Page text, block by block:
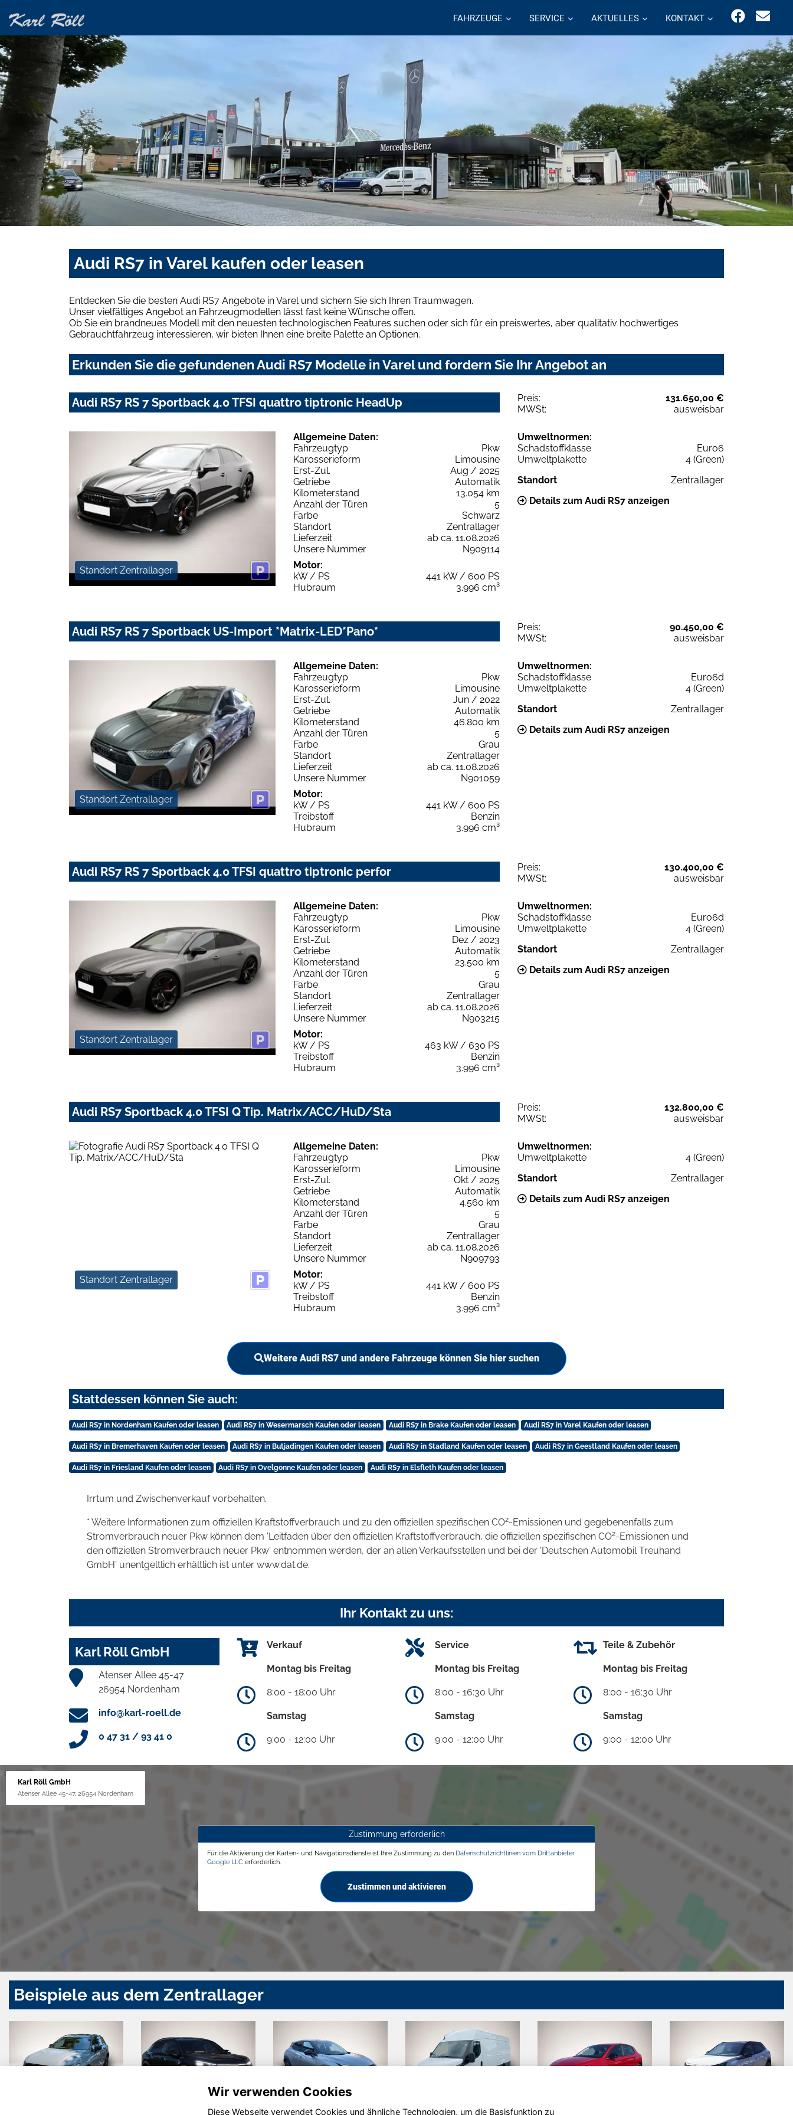
FAHRZEUGE SERVICE AKTUELLES KONTAKT
Audi RS7 in Varel kaufen oder leasen
Entdecken Sie die besten Audi RS7 Angebote in Varel und sichern Sie sich Ihren Traumwagen.
Unser vielfältiges Angebot an Fahrzeugmodellen lässt fast keine Wünsche offen.
Ob Sie ein brandneues Modell mit den neuesten technologischen Features suchen oder sich für ein preiswertes, aber qualitativ hochwertiges
Gebrauchtfahrzeug interessieren, wir bieten Ihnen eine breite Palette an Optionen.
Erkunden Sie die gefundenen Audi RS7 Modelle in Varel und fordern Sie Ihr Angebot an
Audi RS7 RS 7 Sportback 4.0 TFSI quattro tiptronic HeadUp Preis:
131.650,00 €
MWSt:
ausweisbar
Standort Zentrallager
Allgemeine Daten:
Fahrzeugtyp
Pkw
Karosserieform
Limousine
Erst-Zul.
Aug / 2025
Getriebe
Automatik
Kilometerstand
13.054 km
Anzahl der Türen
5
Farbe
Schwarz
Standort
Zentrallager
Lieferzeit
ab ca. 11.08.2026
Unsere Nummer
N909114
Motor:
kW / PS
441 kW / 600 PS
Hubraum
3.996 cm³
Umweltnormen:
Schadstoffklasse
Euro6
Umweltplakette
4 (Green)
Standort
Zentrallager
Details zum Audi RS7 anzeigen
Audi RS7 RS 7 Sportback US-Import *Matrix-LED*Pano* Preis:
90.450,00 €
MWSt:
ausweisbar
Standort Zentrallager
Allgemeine Daten:
Fahrzeugtyp
Pkw
Karosserieform
Limousine
Erst-Zul.
Jun / 2022
Getriebe
Automatik
Kilometerstand
46.800 km
Anzahl der Türen
5
Farbe
Grau
Standort
Zentrallager
Lieferzeit
ab ca. 11.08.2026
Unsere Nummer
N901059
Motor:
kW / PS
441 kW / 600 PS
Treibstoff
Benzin
Hubraum
3.996 cm³
Umweltnormen:
Schadstoffklasse
Euro6d
Umweltplakette
4 (Green)
Standort
Zentrallager
Details zum Audi RS7 anzeigen
Audi RS7 RS 7 Sportback 4.0 TFSI quattro tiptronic perfor Preis:
130.400,00 €
MWSt:
ausweisbar
Standort Zentrallager
Allgemeine Daten:
Fahrzeugtyp
Pkw
Karosserieform
Limousine
Erst-Zul.
Dez / 2023
Getriebe
Automatik
Kilometerstand
23.500 km
Anzahl der Türen
5
Farbe
Grau
Standort
Zentrallager
Lieferzeit
ab ca. 11.08.2026
Unsere Nummer
N903215
Motor:
kW / PS
463 kW / 630 PS
Treibstoff
Benzin
Hubraum
3.996 cm³
Umweltnormen:
Schadstoffklasse
Euro6d
Umweltplakette
4 (Green)
Standort
Zentrallager
Details zum Audi RS7 anzeigen
Audi RS7 Sportback 4.0 TFSI Q Tip. Matrix/ACC/HuD/Sta Preis:
132.800,00 €
MWSt:
ausweisbar
Standort Zentrallager
Allgemeine Daten:
Fahrzeugtyp
Pkw
Karosserieform
Limousine
Erst-Zul.
Okt / 2025
Getriebe
Automatik
Kilometerstand
4.560 km
Anzahl der Türen
5
Farbe
Grau
Standort
Zentrallager
Lieferzeit
ab ca. 11.08.2026
Unsere Nummer
N909793
Motor:
kW / PS
441 kW / 600 PS
Treibstoff
Benzin
Hubraum
3.996 cm³
Umweltnormen:
Umweltplakette
4 (Green)
Standort
Zentrallager
Details zum Audi RS7 anzeigen
Weitere Audi RS7 und andere Fahrzeuge können Sie hier suchen
Stattdessen können Sie auch:
Audi RS7 in Nordenham Kaufen oder leasen Audi RS7 in Wesermarsch Kaufen oder leasen Audi RS7 in Brake Kaufen oder leasen Audi RS7 in Varel Kaufen oder leasen
Audi RS7 in Bremerhaven Kaufen oder leasen Audi RS7 in Butjadingen Kaufen oder leasen Audi RS7 in Stadland Kaufen oder leasen Audi RS7 in Geestland Kaufen oder leasen
Audi RS7 in Friesland Kaufen oder leasen Audi RS7 in Ovelgönne Kaufen oder leasen Audi RS7 in Elsfleth Kaufen oder leasen
Irrtum und Zwischenverkauf vorbehalten.
* Weitere Informationen zum offiziellen Kraftstoffverbrauch und zu den offiziellen spezifischen CO2-Emissionen und gegebenenfalls zum
Stromverbrauch neuer Pkw können dem 'Leitfaden über den offiziellen Kraftstoffverbrauch, die offiziellen spezifischen CO2-Emissionen und
den offiziellen Stromverbrauch neuer Pkw' entnommen werden, der an allen Verkaufsstellen und bei der 'Deutschen Automobil Treuhand
GmbH' unentgeltlich erhältlich ist unter www.dat.de.
Ihr Kontakt zu uns:
Karl Röll GmbH
Atenser Allee 45-47
26954 Nordenham
info@karl-roell.de
0 47 31 / 93 41 0
Verkauf
Montag bis Freitag
8:00 - 18:00 Uhr
Samstag
9:00 - 12:00 Uhr
Service
Montag bis Freitag
8:00 - 16:30 Uhr
Samstag
9:00 - 12:00 Uhr
Teile & Zubehör
Montag bis Freitag
8:00 - 16:30 Uhr
Samstag
9:00 - 12:00 Uhr
Karl Röll GmbH
Atenser Allee 45-47, 26954 Nordenham
Zustimmung erforderlich
Für die Aktivierung der Karten- und Navigationsdienste ist Ihre Zustimmung zu den Datenschutzrichtlinien vom Drittanbieter
Google LLC erforderlich.
Zustimmen und aktivieren
Beispiele aus dem Zentrallager
Wir verwenden Cookies
Diese Webseite verwendet Cookies und ähnliche Technologien, um die Basisfunktion zu